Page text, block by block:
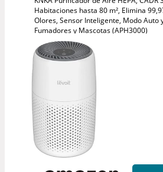
Habitaciones hasta 80 m², Elimina
Olores, Sensor Inteligente, Modo Auto
Fumadores y Mascotas (APH3000)